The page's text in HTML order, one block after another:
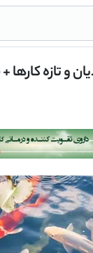
و تازه